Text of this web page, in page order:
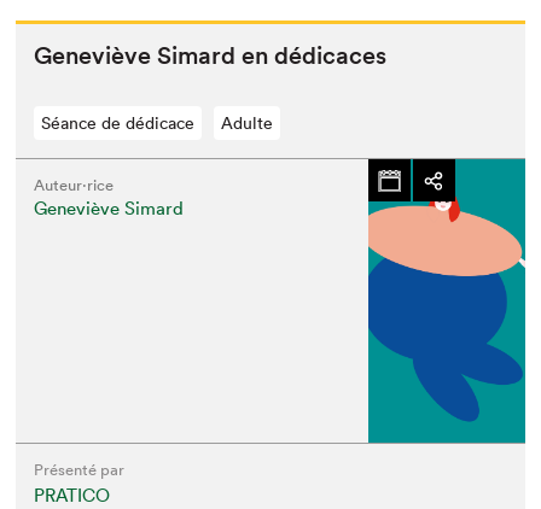
Geneviève Simard en dédicaces
Séance de dédicace Adulte
Auteur·rice
Geneviève Simard
Présenté par
PRATICO